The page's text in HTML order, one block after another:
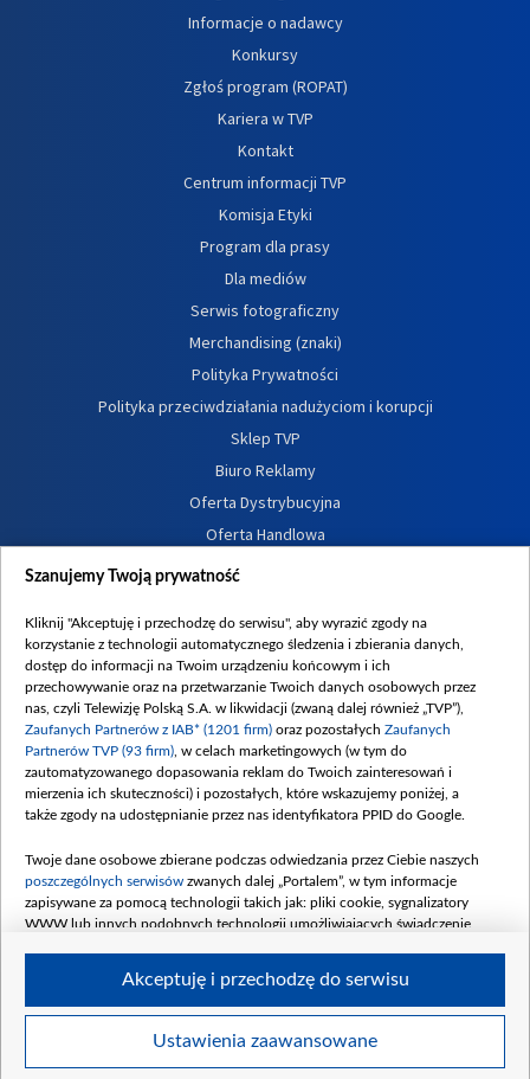
Informacje o nadawcy
Konkursy
Zgłoś program (ROPAT)
Kariera w TVP
Kontakt
Centrum informacji TVP
Komisja Etyki
Program dla prasy
Dla mediów
Serwis fotograficzny
Merchandising (znaki)
Polityka Prywatności
Polityka przeciwdziałania nadużyciom i korupcji
Sklep TVP
Biuro Reklamy
Oferta Dystrybucyjna
Oferta Handlowa
Dostępność
Procedura zgłoszeń wewnętrznych
Szanujemy Twoją prywatność
Kliknij "Akceptuję i przechodzę do serwisu", aby wyrazić zgody na
korzystanie z technologii automatycznego śledzenia i zbierania danych,
dostęp do informacji na Twoim urządzeniu końcowym i ich
przechowywanie oraz na przetwarzanie Twoich danych osobowych przez
nas, czyli Telewizję Polską S.A. w likwidacji (zwaną dalej również „TVP”),
Zaufanych Partnerów z IAB* (1201 firm) oraz pozostałych Zaufanych
Partnerów TVP (93 firm) , w celach marketingowych (w tym do
zautomatyzowanego dopasowania reklam do Twoich zainteresowań i
mierzenia ich skuteczności) i pozostałych, które wskazujemy poniżej, a
także zgody na udostępnianie przez nas identyfikatora PPID do Google.
Twoje dane osobowe zbierane podczas odwiedzania przez Ciebie naszych
poszczególnych serwisów zwanych dalej „Portalem”, w tym informacje
zapisywane za pomocą technologii takich jak: pliki cookie, sygnalizatory
WWW lub innych podobnych technologii umożliwiających świadczenie
Twoje dane osobowe zbierane podczas odwiedzania przez Ciebie
Ustawienia zaawansowane
Akceptuję i przechodzę do serwisu